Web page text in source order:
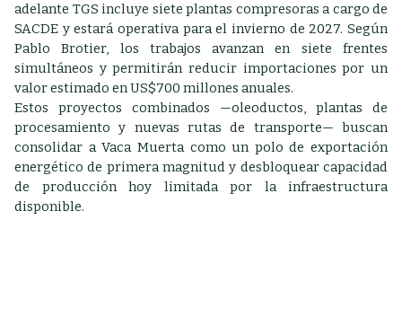
adelante TGS incluye siete plantas compresoras a cargo de
SACDE y estará operativa para el invierno de 2027. Según
Pablo Brotier, los trabajos avanzan en siete frentes
simultáneos y permitirán reducir importaciones por un
valor estimado en US$700 millones anuales.
Estos proyectos combinados —oleoductos, plantas de
procesamiento y nuevas rutas de transporte— buscan
consolidar a Vaca Muerta como un polo de exportación
energético de primera magnitud y desbloquear capacidad
de producción hoy limitada por la infraestructura
disponible.